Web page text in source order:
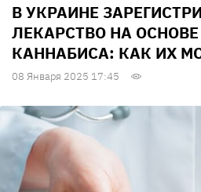
В УКРАИНЕ
ЛЕКАРСТВО НА
КАННАБИСА: КАК ИХ
08 Января 2025 17:45